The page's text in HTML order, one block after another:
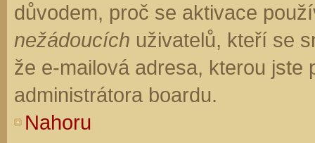
důvodem, proč se aktivace
nežádoucích uživatelů, kteří se
že e-mailová adresa, kterou jste
administrátora boardu.
Nahoru